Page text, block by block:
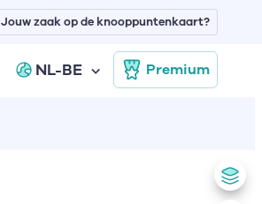
NL-BE Premium
Jouw zaak op de knooppuntenkaart?